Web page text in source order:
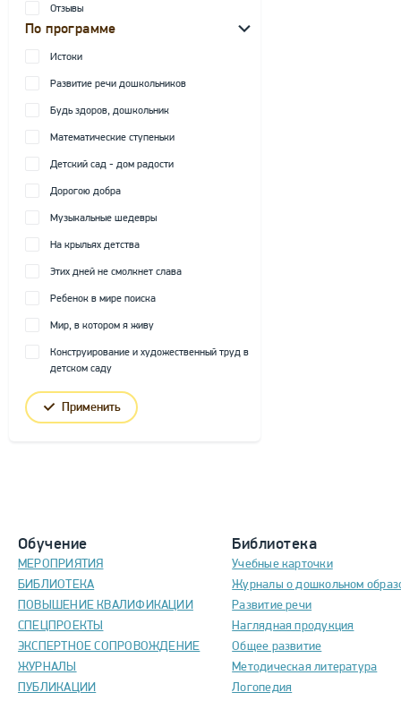
Отзывы
По программе
Истоки
Развитие речи дошкольников
Будь здоров, дошкольник
Математические ступеньки
Детский сад - дом радости
Дорогою добра
Музыкальные шедевры
На крыльях детства
Этих дней не смолкнет слава
Ребенок в мире поиска
Мир, в котором я живу
Конструирование и художественный труд в
детском саду
Применить
Обучение
МЕРОПРИЯТИЯ
БИБЛИОТЕКА
ПОВЫШЕНИЕ КВАЛИФИКАЦИИ
СПЕЦПРОЕКТЫ
ЭКСПЕРТНОЕ СОПРОВОЖДЕНИЕ
ЖУРНАЛЫ
ПУБЛИКАЦИИ
Библиотека
Учебные карточки
Журналы о дошкольном
Развитие речи
Наглядная продукция
Общее развитие
Методическая литература
Логопедия